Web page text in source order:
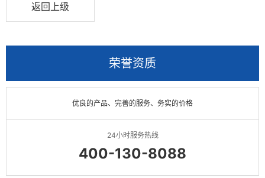
返回上级
荣誉资质
优良的产品、完善的服务、务实的价格
24小时服务热线
400-130-8088